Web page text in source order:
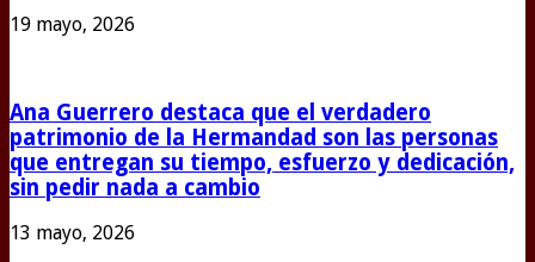
19 mayo, 2026
Ana Guerrero destaca que el verdadero
patrimonio de la Hermandad son las personas
que entregan su tiempo, esfuerzo y dedicación,
sin pedir nada a cambio
13 mayo, 2026